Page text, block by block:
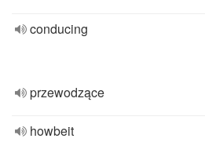
conducing
przewodzące
howbeit